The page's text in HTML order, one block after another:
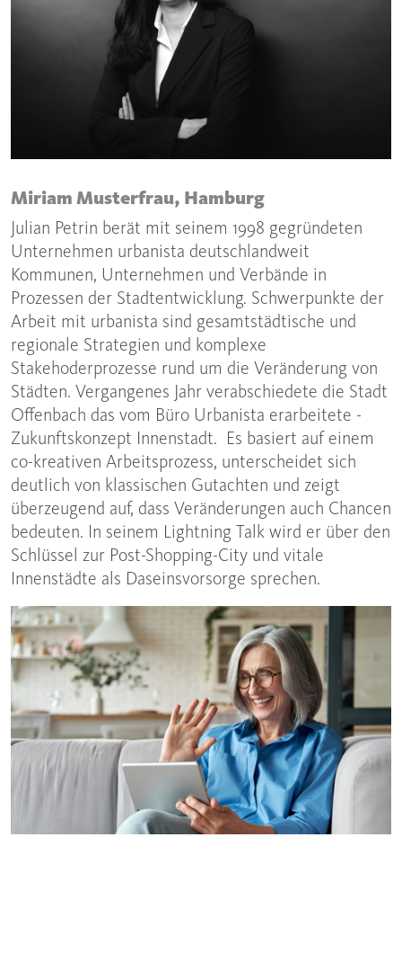
Miriam Musterfrau, Hamburg
Julian Petrin berät mit seinem 1998 gegründeten
Unternehmen urbanista deutschlandweit
Kommunen, Unternehmen und Verbände in
Prozessen der Stadtentwicklung. Schwerpunkte der
Arbeit mit urbanista sind gesamtstädtische und
regionale Strategien und komplexe
Stakehoderprozesse rund um die Veränderung von
Städten. Vergangenes Jahr verabschiedete die Stadt
Offenbach das vom Büro Urbanista erarbeitete ­
Zukunftskonzept Innenstadt. Es basiert auf einem
co-kreativen Arbeitsprozess, unterscheidet sich
deutlich von klassischen Gutachten und zeigt
überzeugend auf, dass Veränderungen auch Chancen
bedeuten. In seinem Lightning Talk wird er über den
Schlüssel zur Post-Shopping-City und vitale
Innenstädte als Daseinsvorsorge sprechen.